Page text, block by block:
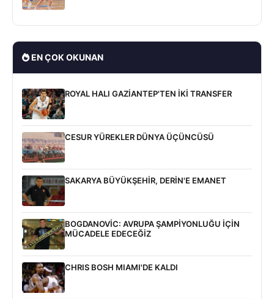
EN ÇOK OKUNAN
ROYAL HALI GAZİANTEP'TEN İKİ TRANSFER
CESUR YÜREKLER DÜNYA ÜÇÜNCÜSÜ
SAKARYA BÜYÜKŞEHİR, DERİN'E EMANET
BOGDANOVİC: AVRUPA ŞAMPİYONLUĞU İÇİN
MÜCADELE EDECEĞİZ
CHRIS BOSH MIAMI'DE KALDI